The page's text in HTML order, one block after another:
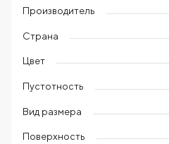
Производитель
Страна
Цвет
Пустотность
Вид размера
Поверхность